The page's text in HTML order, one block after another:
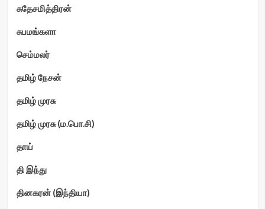
சுதேசமித்திரன்
சுபமங்களா
செம்மலர்
தமிழ் நேசன்
தமிழ் முரசு
தமிழ் முரசு (ம.பொ.சி)
தாய்
தி இந்து
தினகரன் (இந்தியா)